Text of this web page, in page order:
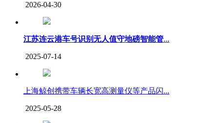
2026-04-30
江苏连云港车号识别无人值守地磅智能管...
2025-07-14
上海鲸创携带车辆长宽高测量仪等产品闪...
2025-05-28